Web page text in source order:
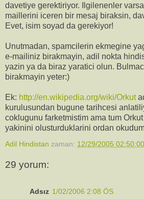
davetiye gerektiriyor. Ilgilenenler
maillerini iceren bir mesaj biraksin,
Evet, isim soyad da gerekiyor!
Unutmadan, spamcilerin ekmegine
e-mailiniz birakmayin, adil nokta
yazin ya da biraz yaratici olun.
birakmayin yeter:)
Ek: http://en.wikipedia.org/wiki/Orkut
kurulusundan bugune tarihcesi
coklugunu farketmistim ama tum
yakinini olusturduklarini ordan
Adil Hindistan zaman: 12/29/2005
29 yorum:
Adsız 1/02/2006 2:08 ÖS